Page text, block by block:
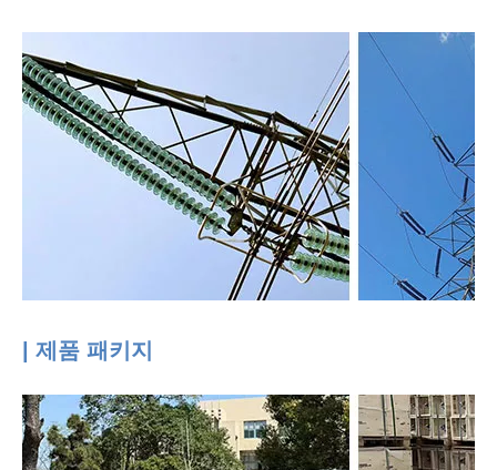
| 제품 패키지